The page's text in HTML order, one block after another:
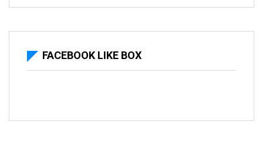
FACEBOOK LIKE BOX